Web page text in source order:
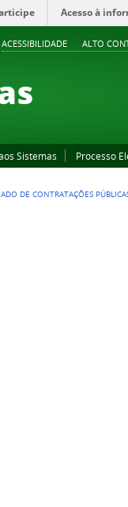
ACESSIBILIDADE ALTO
Acesso à
Sistemas Processo
DE CONTRATAÇÕES